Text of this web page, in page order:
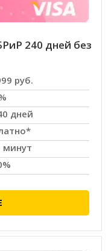
240 дней без
руб.
дней
минут